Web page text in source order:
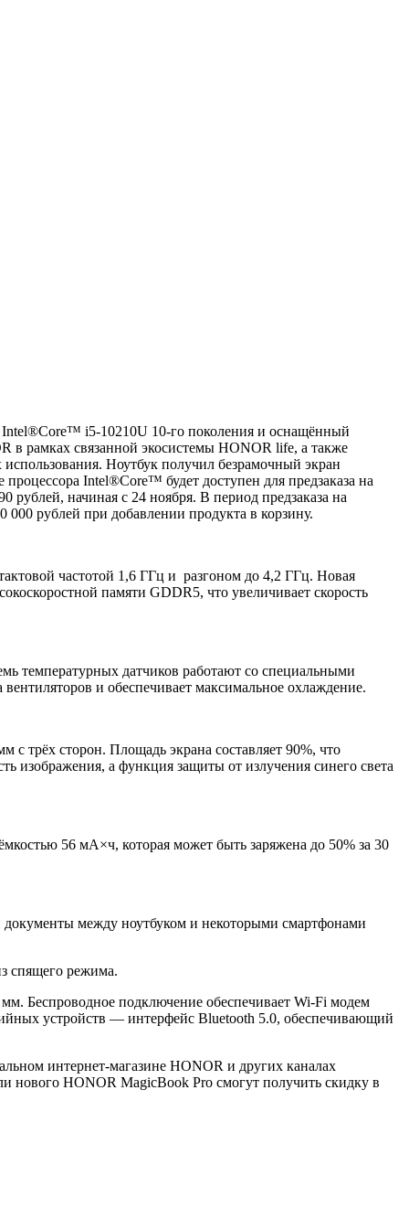
Intel®Core™ i5-10210U 10-го поколения и оснащённый
рамках связанной экосистемы HONOR life, а также
Ноутбук получил безрамочный экран
Intel®Core™ будет доступен для предзаказа на
начиная с 24 ноября. В период предзаказа на
рублей при добавлении продукта в корзину.
частотой 1,6 ГГц и разгоном до 4,2 ГГц. Новая
памяти GDDR5, что увеличивает скорость
температурных датчиков работают со специальными
и обеспечивает максимальное охлаждение.
трёх сторон. Площадь экрана составляет 90%, что
изображения, а функция защиты от излучения синего света
56 мА×ч, которая может быть заряжена до 50% за 30
между ноутбуком и некоторыми смартфонами
спящего режима.
Беспроводное подключение обеспечивает Wi-Fi модем
устройств — интерфейс Bluetooth 5.0, обеспечивающий
интернет-магазине HONOR и других каналах
нового HONOR MagicBook Pro смогут получить скидку в